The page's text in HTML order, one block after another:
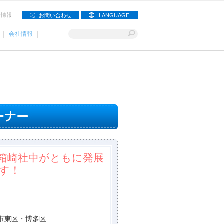
報 お問い合わせ LANGUAGE
会社情報
崎社中がともに発展
！
東区・博多区